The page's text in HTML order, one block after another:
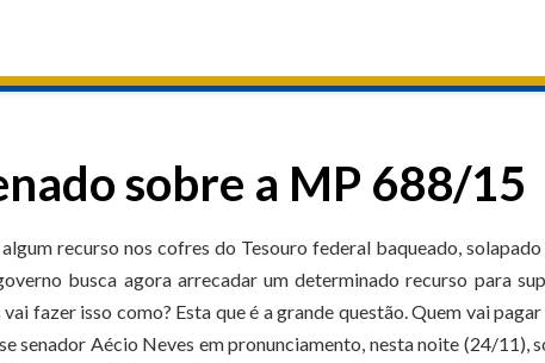
sobre a MP 688/15
recurso nos cofres do Tesouro federal baqueado,
busca agora arrecadar um determinado recurso para
fazer isso como? Esta que é a grande questão. Quem vai
senador Aécio Neves em pronunciamento, nesta noite (24/11),